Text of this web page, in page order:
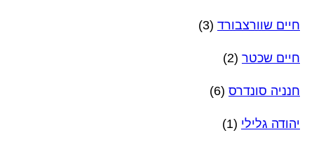
חיים שוורצבורד (3)
חיים שכטר (2)
חנניה סונדרס (6)
יהודה גלילי (1)